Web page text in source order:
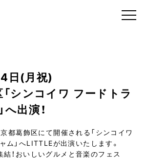
日(月祝)
「シンコイワ フードトラ
出演！
都葛飾区にて開催される「シンコイワ
ム」へLITTLEが出演いたします。
結！おいしいグルメと音楽のフェス